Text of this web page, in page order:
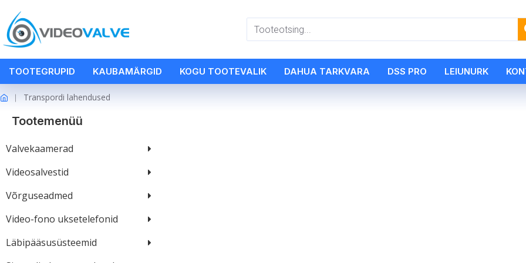
TOOTEGRUPID KAUBAMÄRGID KOGU TOOTEVALIK DAHUA TARKVARA DSS PRO LEIUNURK
Transpordi lahendused
Tootemenüü
Valvekaamerad
Videosalvestid
Võrguseadmed
Video-fono uksetelefonid
Läbipääsusüsteemid